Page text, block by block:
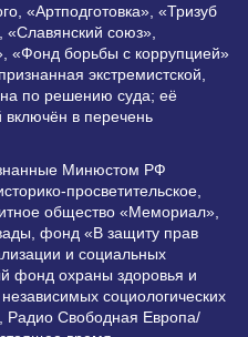
«Артподготовка», «Тризуб
союз»,
«Фонд борьбы с коррупцией»
экстремистской,
по решению суда; её
в перечень
Минюстом РФ
просветительское,
общество «Мемориал»,
фонд «В защиту прав
и социальных
фонд охраны здоровья и
социологических
Радио Свободная Европа/